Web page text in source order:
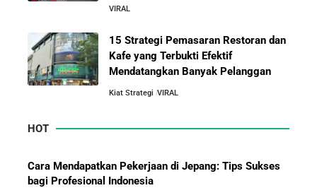
Besar
Jurus-Jurus Bisnis UMKM Agar Bertahan Saat Krisis
Ekonomi dan Penjualan Turun
Mengapa Orang Kaya Justru Menambah Aset Saat
VIRAL
15 Strategi Pemasaran Restoran dan
Kafe yang Terbukti Efektif
Mendatangkan Banyak Pelanggan
Kiat Strategi VIRAL
HOT
Cara Mendapatkan Pekerjaan di Jepang: Tips Sukses
bagi Profesional Indonesia